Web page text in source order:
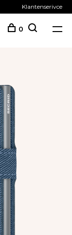
Klantenserivce
0